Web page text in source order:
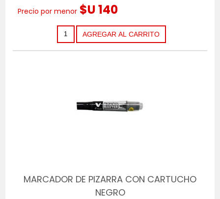
Precio por menor $U 140
MARCADOR DE PIZARRA CON CARTUCHO
NEGRO